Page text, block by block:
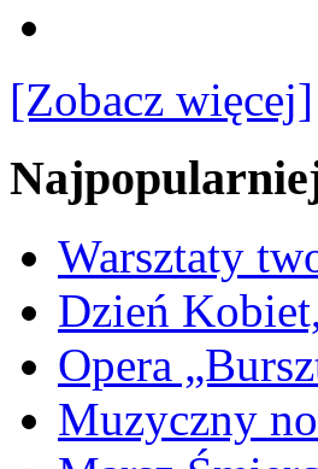
[Zobacz więcej]
Warsztaty
Dzień
Opera
Muzyczny